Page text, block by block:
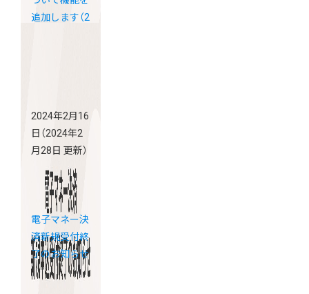
追加します（2
2024年2月16
日 （2024年2
月28日 更新）
電子マネー決
済新規受付終
了のお知らせ